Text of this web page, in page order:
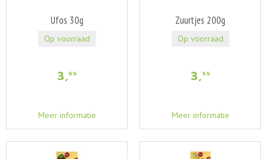
Ufos 30g
3,65
Meer informatie
Op voorraad
Zuurtjes 200g
3,55
Meer informatie
Op voorraad